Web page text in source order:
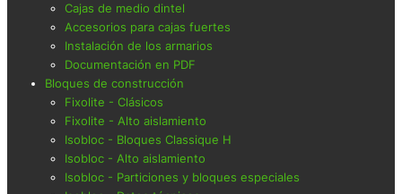
Cajas de medio dintel
Accesorios para cajas fuertes
Instalación de los armarios
Documentación en PDF
Bloques de construcción
Fixolite - Clásicos
Fixolite - Alto aislamiento
Isobloc - Bloques Classique H
Isobloc - Alto aislamiento
Isobloc - Particiones y bloques especiales